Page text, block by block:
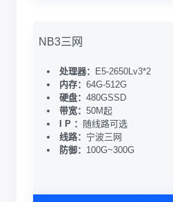
NB3三网
处理器：
E5-2650Lv3*2
内存： 64G-512G
硬盘： 480GSSD
带宽： 50M起
I P ：
随线路可选
线路： 宁波三网
防御： 100G~300G